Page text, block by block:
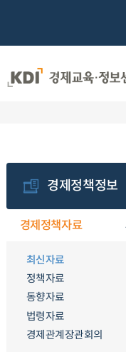
경제정책정보
경제정책자료
최신자료
정책자료
동향자료
법령자료
경제관계장관회의